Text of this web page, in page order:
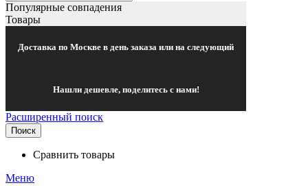
Популярные совпадения
Товары
Доставка по Москве в день заказа или на следующий
Нашли дешевле, поделитесь с нами!
Расширенный поиск
Поиск
Сравнить товары
Меню